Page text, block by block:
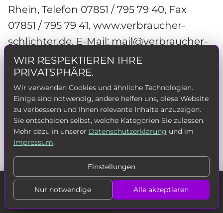
Rhein, Telefon 07851 / 795 79 40, Fax
07851 / 795 79 41, www.verbraucher-
schlichter.de, E-Mail: mail@verbraucher-
schlichter.de
die gesetzlichen
Gewährleistungsregelungen.
XIII. Zutrittsmedium /
Nutzungsrechte der Mitgliedschaft
1. Der Nutzer erhält bei Abschluss einer
Mitgliedschaft ein Zutrittsmedium in
PROBETRAINING
VEREINBAREN
MITGLIED WERDEN
WIR RESPEKTIEREN IHRE
PRIVATSPHÄRE.
Wir verwenden Cookies und ähnliche Technologien.
Einige sind notwendig, andere helfen uns, diese Website
zu verbessern und Ihnen relevante Inhalte anzuzeigen.
Sie entscheiden selbst, welche Kategorien Sie zulassen.
Mehr dazu in unserer Datenschutzerklärung und im
Impressum.
Einstellungen
Nur notwendige Alle akzeptieren